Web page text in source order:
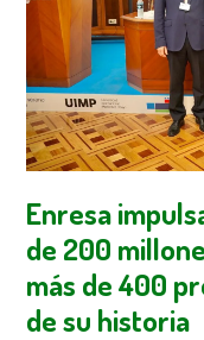
Enresa
de 200
más de 400
de su historia